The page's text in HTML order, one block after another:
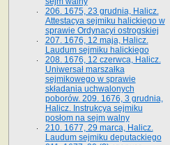
206. 1675, 23 grudnia, Halicz.
Attestacya sejmiku halickiego w
sprawie Ordynacyi ostrogskiej
207. 1676, 12 maja, Halicz.
Laudum sejmiku halickiego
208. 1676, 12 czerwca, Halicz.
Uniwersał marszałka
sejmikowego w sprawie
składania uchwalonych
poborów. 209. 1676, 3 grudnia,
Halicz. Instrukcya sejmiku
posłom na sejm walny
210. 1677, 29 marca, Halicz.
Laudum sejmiku deputackiego